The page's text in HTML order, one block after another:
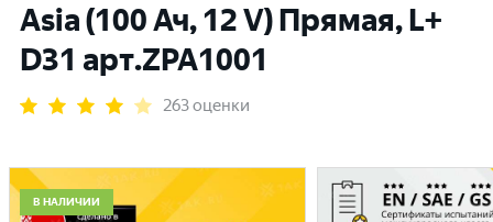
Asia (100 Ач, 12 V) Прямая, L+
D31 арт.ZPA1001
263 оценки
В НАЛИЧИИ